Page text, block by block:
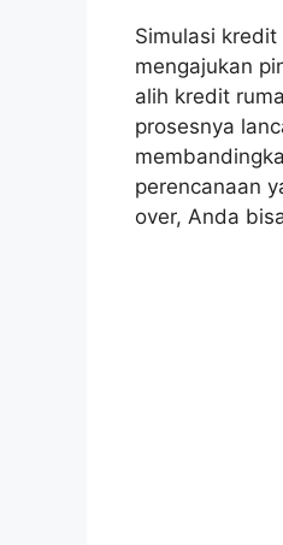
Simulasi
mengajukan
alih kredit
prosesnya
perencanaan
over, Anda